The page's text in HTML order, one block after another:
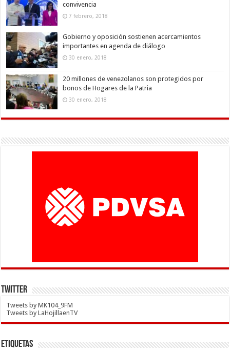
convivencia
7 febrero, 2018
Gobierno y oposición sostienen acercamientos
importantes en agenda de diálogo
30 enero, 2018
20 millones de venezolanos son protegidos por
bonos de Hogares de la Patria
30 enero, 2018
Twitter
Tweets by MK104_9FM
Tweets by LaHojillaenTV
Etiquetas